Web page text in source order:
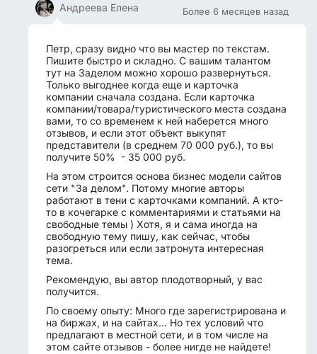
Более 6 месяцев назад
Андреева Елена
Петр, сразу видно что вы мастер по текстам.
Пишите быстро и складно. С вашим талантом
тут на Заделом можно хорошо развернуться.
Только выгоднее когда еще и карточка
компании сначала создана. Если карточка
компании/товара/туристического места создана
вами, то со временем к ней наберется много
отзывов, и если этот объект выкупят
представители (в среднем 70 000 руб.), то вы
получите 50% - 35 000 руб.
На этом строится основа бизнес модели сайтов
сети "За делом". Потому многие авторы
работают в тени с карточками компаний. А кто-
то в кочегарке с комментариями и статьями на
свободные темы ) Хотя, я и сама иногда на
свободную тему пишу, как сейчас, чтобы
разогреться или если затронута интересная
тема.
Рекомендую, вы автор плодотворный, у вас
получится.
По своему опыту: Много где зарегистрирована и
на биржах, и на сайтах... Но тех условий что
предлагают в местной сети, и в том числе на
этом сайте отзывов - более нигде не найдете!